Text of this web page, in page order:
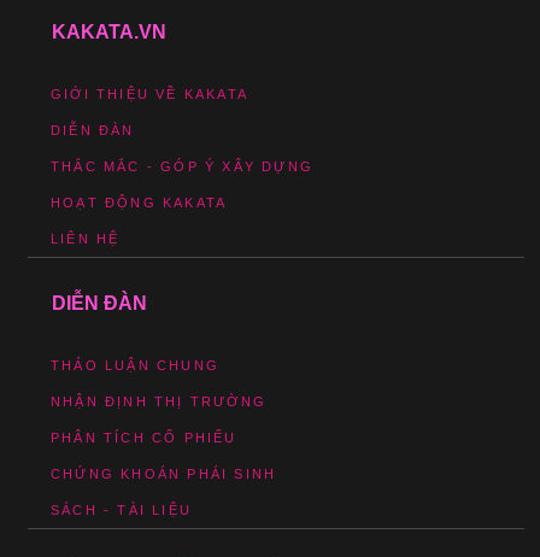
KAKATA.VN
GIỚI THIỆU VỀ KAKATA
DIỄN ĐÀN
THẮC MẮC - GÓP Ý XÂY DỰNG
HOẠT ĐỘNG KAKATA
LIÊN HỆ
DIỄN ĐÀN
THẢO LUẬN CHUNG
NHẬN ĐỊNH THỊ TRƯỜNG
PHÂN TÍCH CỔ PHIẾU
CHỨNG KHOÁN PHÁI SINH
SÁCH - TÀI LIỆU